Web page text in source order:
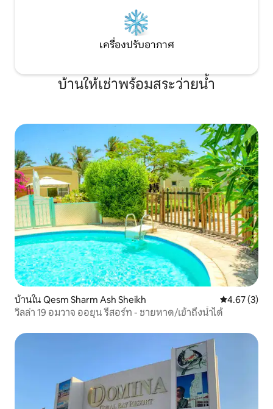
เครื่องปรับอากาศ
บ้านให้เช่าพร้อมสระว่ายน้ำ
บ้านใน Qesm Sharm Ash Sheikh คะแนนเฉลี่ย
4.67 (3)
วิลล่า 19 อมวาจ ออยุน รีสอร์ท - ชายหาด/เข้าถึงน้ำได้